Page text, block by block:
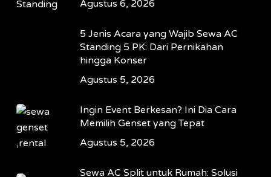
Agustus 6, 2026
5 Jenis Acara yang Wajib Sewa AC
Standing 5 PK: Dari Pernikahan
hingga Konser
Agustus 5, 2026
Ingin Event Berkesan? Ini Dia Cara
Memilih Genset yang Tepat
Agustus 5, 2026
Sewa AC Split untuk Rumah: Solusi